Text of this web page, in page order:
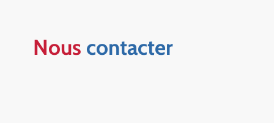
Nous contacter